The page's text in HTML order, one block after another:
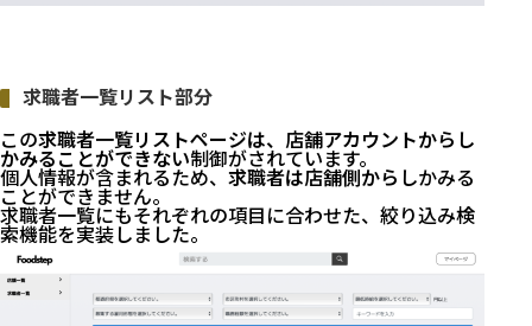
求職者一覧リスト部分
この求職者一覧リストページは、店舗アカウントからし
かみることができない制御がされています。
個人情報が含まれるため、 求職者は店舗側から しかみる
ことができません。
求職者一覧にもそれぞれの項目に合わせた、絞り込み検
索機能を実装しました。